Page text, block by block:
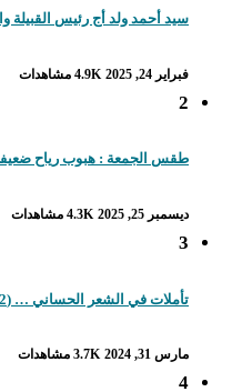
سيد أحمد ولد أج رئيس القبيلة
فبراير 24, 2025 4.9K مشاهدات
2
طقس الجمعة : هبوب رياح
ديسمبر 25, 2025 4.3K مشاهدات
3
تأملات في الشعر الحساني … (2) / سيد...
مارس 31, 2024 3.7K مشاهدات
4